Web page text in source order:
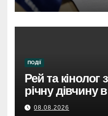
ПОДІЇ
Рей та кінолог
річну дівчину
08.08.2026